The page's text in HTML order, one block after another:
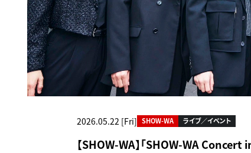
2026.05.22 [Fri] SHOW-WA ライブ／イベント
【SHOW-WA】「SHOW-WA Concert